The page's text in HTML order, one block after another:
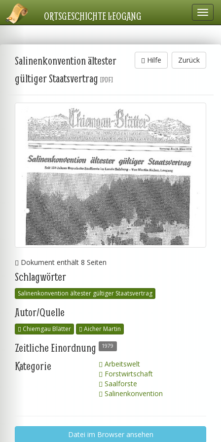
ORTSGESCHICHTE LEOGANG
Zurück
Hilfe
Salinenkonvention ältester
gültiger Staatsvertrag [PDF]
Dokument enthält 8 Seiten
Schlagwörter
Salinenkonvention ältester gültiger Staatsvertrag
Autor/Quelle
Chiemgau Blätter Aicher Martin
Zeitliche Einordnung 1979
Kategorie
Arbeitswelt
Forstwirtschaft
Saalforste
Salinenkonvention
Datei im Browser ansehen